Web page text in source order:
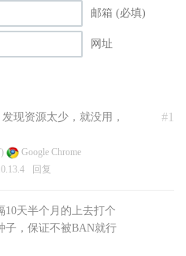
邮箱 (必填)
网址
#1
现资源太少，就没用，
Google Chrome
回复
10天半个月的上去打个
子，保证不被BAN就行